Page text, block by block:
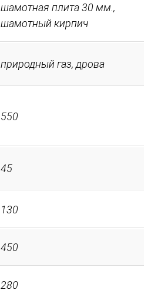
шамотная плита 30 мм.,
шамотный кирпич
природный газ, дрова
550
45
130
450
280